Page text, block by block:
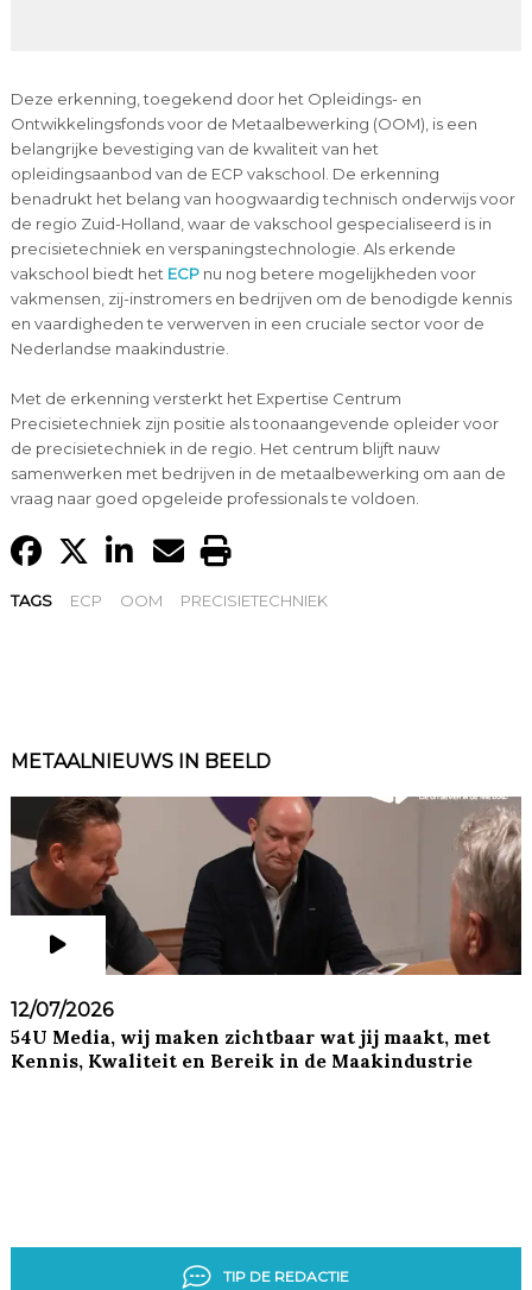
Deze erkenning, toegekend door het Opleidings- en
Ontwikkelingsfonds voor de Metaalbewerking (OOM), is een
belangrijke bevestiging van de kwaliteit van het
opleidingsaanbod van de ECP vakschool. De erkenning
benadrukt het belang van hoogwaardig technisch onderwijs voor
de regio Zuid-Holland, waar de vakschool gespecialiseerd is in
precisietechniek en verspaningstechnologie. Als erkende
vakschool biedt het ECPnu nog betere mogelijkheden voor
vakmensen, zij-instromers en bedrijven om de benodigde kennis
en vaardigheden te verwerven in een cruciale sector voor de
Nederlandse maakindustrie.
Met de erkenning versterkt het Expertise Centrum
Precisietechniek zijn positie als toonaangevende opleider voor
de precisietechniek in de regio. Het centrum blijft nauw
samenwerken met bedrijven in de metaalbewerking om aan de
vraag naar goed opgeleide professionals te voldoen.
TAGS ECP OOM PRECISIETECHNIEK
METAALNIEUWS IN BEELD
12/07/2026
54U Media, wij maken zichtbaar wat jij maakt, met
Kennis, Kwaliteit en Bereik in de Maakindustrie
TIP DE REDACTIE